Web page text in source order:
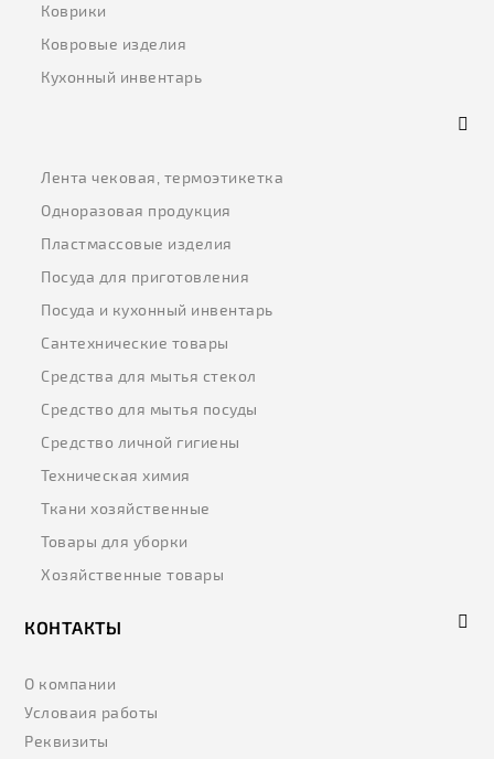
Коврики
Ковровые изделия
Кухонный инвентарь
Лента чековая, термоэтикетка
Одноразовая продукция
Пластмассовые изделия
Посуда для приготовления
Посуда и кухонный инвентарь
Сантехнические товары
Средства для мытья стекол
Средство для мытья посуды
Средство личной гигиены
Техническая химия
Ткани хозяйственные
Товары для уборки
Хозяйственные товары
КОНТАКТЫ
О компании
Условаия работы
Реквизиты